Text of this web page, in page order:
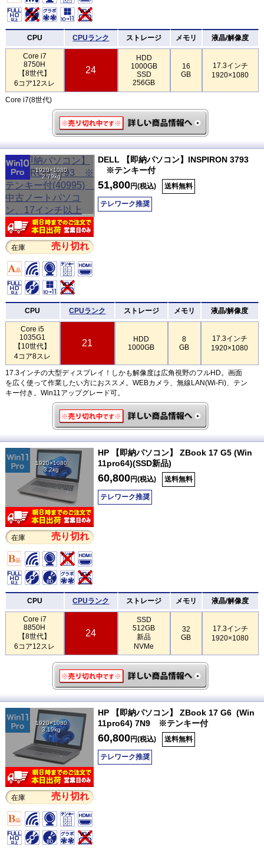
CPU CPUランク ストレージ メモリ 液晶/解像度
Core i7
8750H
【8世代】
6コア12スレ
24
HDD
1000GB
SSD
256GB
16
GB
17.3インチ
1920×1080
Core i7(8世代)
1920×1080
2.79kg
在庫 売り切れ
DELL 【即納パソコン】INSPIRON 3793
※テンキー付
51,800円(税込) 送料無料
テレワーク推奨
CPU CPUランク ストレージ メモリ 液晶/解像度
Core i5
1035G1
【10世代】
4コア8スレ
21
HDD
1000GB
8
GB
17.3インチ
1920×1080
17.3インチの大型ディスプレイ！しかも解像度は広角視野のフルHD。画面
を広く使って作業したい方におススメ。WEBカメラ、無線LAN(Wi-Fi)、テン
キー付き。Win11アップグレード可。
1920×1080
3.2kg
在庫 売り切れ
HP 【即納パソコン】 ZBook 17 G5 (Win
11pro64)(SSD新品)
60,800円(税込) 送料無料
テレワーク推奨
CPU CPUランク ストレージ メモリ 液晶/解像度
Core i7
8850H
【8世代】
6コア12スレ
24
SSD
512GB
新品
NVMe
32
GB
17.3インチ
1920×1080
1920×1080
3.19kg
在庫 売り切れ
HP 【即納パソコン】 ZBook 17 G6 (Win
11pro64) 7N9 ※テンキー付
60,800円(税込) 送料無料
テレワーク推奨